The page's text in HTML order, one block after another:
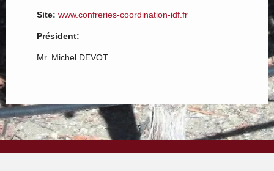
Site: www.confreries-coordination-idf.fr
Président:
Mr. Michel DEVOT